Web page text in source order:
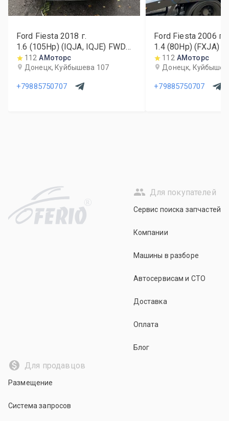
Ford Fiesta 2018 г.
1.6 (105Hp) (IQJA, IQJE) FWD
MT112 АМоторс
Донецк, Куйбышева 107
+79885750707
Ford Fiesta 2006 г.
1.4 (80Hp) (FXJA)
112 АМоторс
Донецк,
+79885750707
R
Для покупателей
Сервис поиска запчастей
Компании
Машины в разборе
Автосервисам и СТО
Доставка
Оплата
Блог
Для продавцов
Размещение
Система запросов